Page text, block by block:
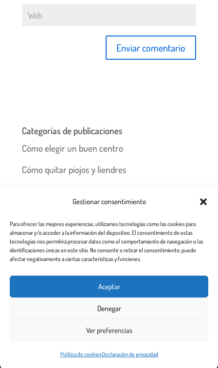
Este sitio web utiliza cookies para garantizar que obtenga la
Gestionar consentimiento
Para ofrecer las mejores experiencias, utilizamos tecnologías como las cookies para
almacenar y/o acceder a la información del dispositivo. El consentimiento de estas
tecnologías nos permitirá procesar datos como el comportamiento de navegación o las
identificaciones únicas en este sitio. No consentir o retirar el consentimiento, puede
afectar negativamente a ciertas características y funciones.
Aceptar
Denegar
Ver preferencias
Política de cookiesDeclaración de privacidad
Categorías de publicaciones
Cómo elegir un buen centro
Cómo quitar piojos y liendres
Prevención y recomendaciones
Centros
Todos los derechos reservados 2.020